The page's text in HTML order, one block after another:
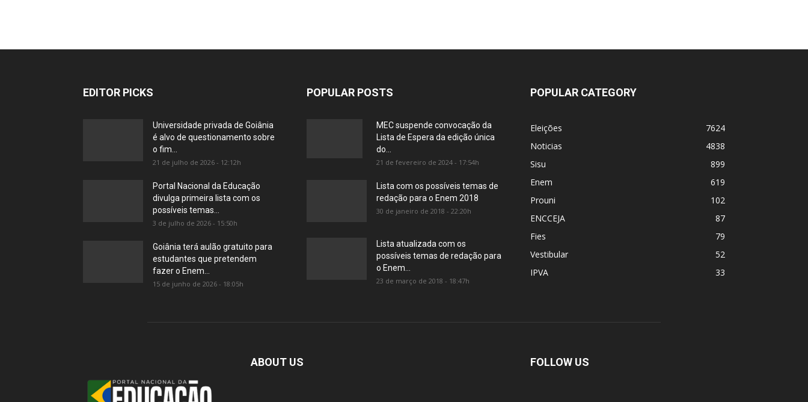
EDITOR PICKS
Universidade privada de Goiânia
é alvo de questionamento sobre
o fim...
21 de julho de 2026 - 12:12h
Portal Nacional da Educação
divulga primeira lista com os
possíveis temas...
3 de julho de 2026 - 15:50h
Goiânia terá aulão gratuito para
estudantes que pretendem
fazer o Enem...
15 de junho de 2026 - 18:05h
POPULAR POSTS
MEC suspende convocação da
Lista de Espera da edição única
do...
21 de fevereiro de 2024 - 17:54h
Lista com os possíveis temas de
redação para o Enem 2018
30 de janeiro de 2018 - 22:20h
Lista atualizada com os
possíveis temas de redação para
o Enem...
23 de março de 2018 - 18:47h
POPULAR CATEGORY
Eleições
7624
Noticias
4838
Sisu
899
Enem
619
Prouni
102
ENCCEJA
87
Fies
79
Vestibular
52
IPVA
33
ABOUT US FOLLOW US